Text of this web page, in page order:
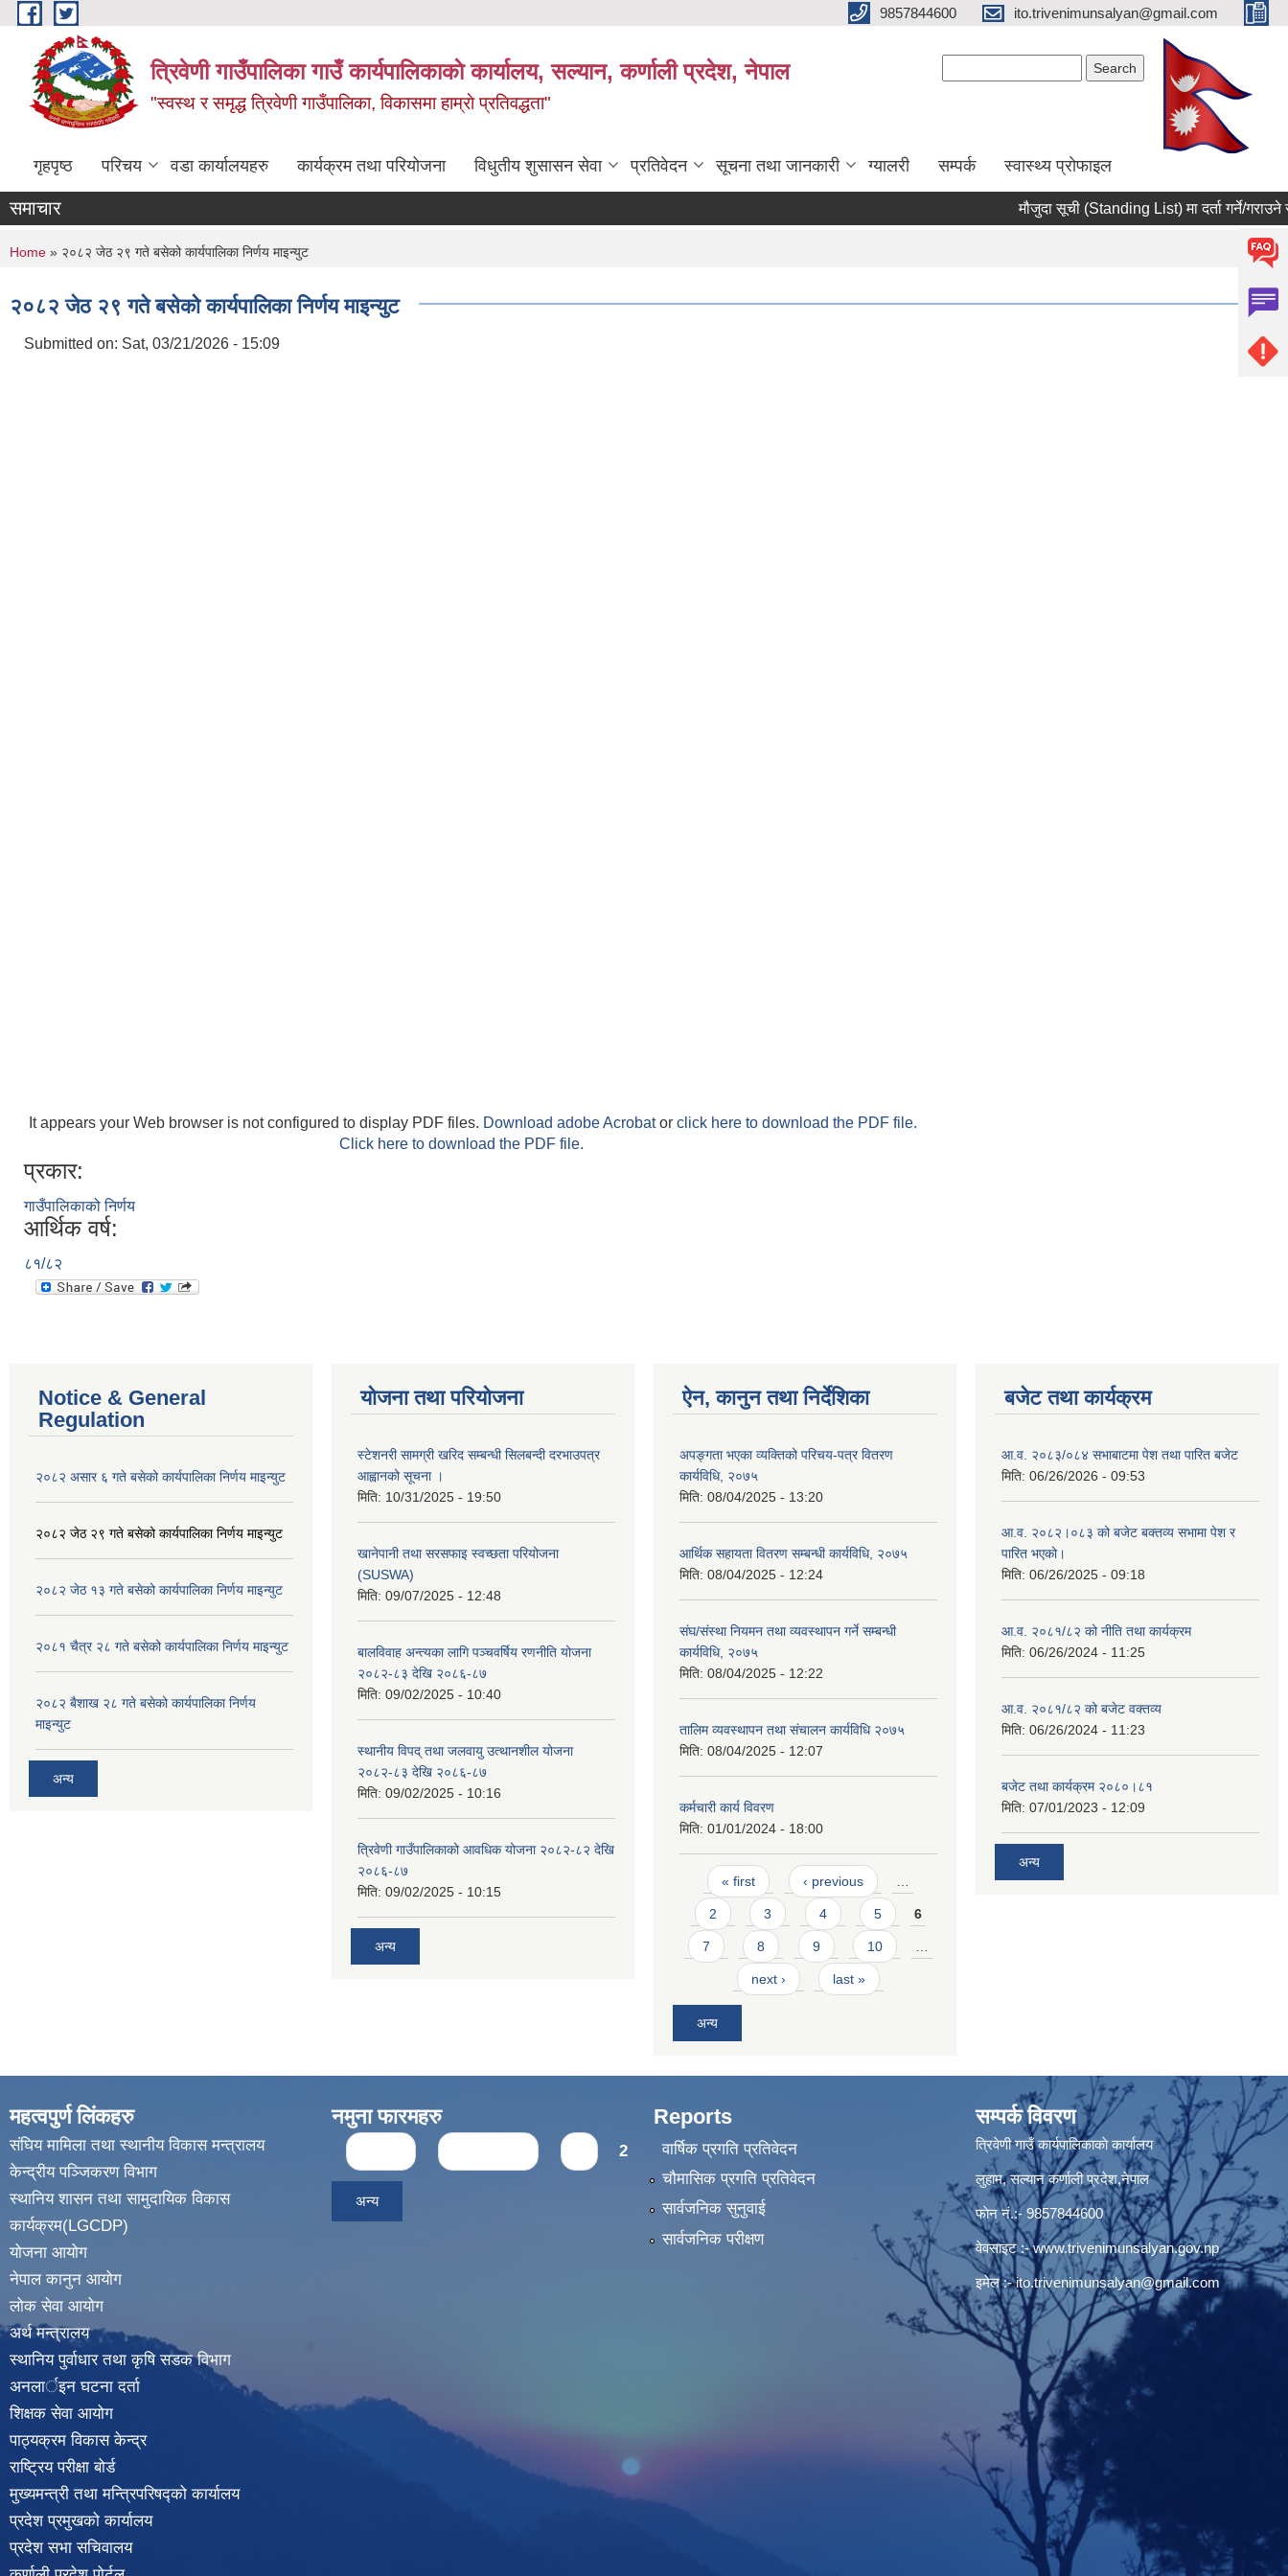
Skip to main content 9857844600 ito.trivenimunsalyan@gmail.com
त्रिवेणी गाउँपालिका गाउँ कार्यपालिकाकाे कार्यालय, सल्यान, कर्णाली प्रदेश, नेपाल
"स्वस्थ र समृद्ध त्रिवेणी गाउँपालिका, विकासमा हाम्राे प्रतिवद्धता"
गृहपृष्ठ परिचय वडा कार्यालयहरु कार्यक्रम तथा परियोजना विधुतीय शुसासन सेवा प्रतिवेदन सूचना तथा जानकारी ग्यालरी सम्पर्क स्वास्थ्य प्राेफाइल
समाचार मौजुदा सूची (Standing List) मा दर्ता गर्ने/गराउने
You are here
Home » २०८२ जेठ २९ गते बसेको कार्यपालिका निर्णय माइन्युट
२०८२ जेठ २९ गते बसेको कार्यपालिका निर्णय माइन्युट
Submitted on: Sat, 03/21/2026 - 15:09
It appears your Web browser is not configured to display PDF files. Download adobe Acrobator click here to download the PDF file.
Click here to download the PDF file.
प्रकार:
गाउँपालिकाको निर्णय
आर्थिक वर्ष:
८१/८२
Notice & General
Regulation
२०८२ असार ६ गते बसेको कार्यपालिका निर्णय माइन्युट
२०८२ जेठ २९ गते बसेको कार्यपालिका निर्णय माइन्युट
२०८२ जेठ १३ गते बसेको कार्यपालिका निर्णय माइन्युट
२०८१ चैत्र २८ गते बसेको कार्यपालिका निर्णय माइन्युट
२०८२ बैशाख २८ गते बसेको कार्यपालिका निर्णय
माइन्युट
अन्य
योजना तथा परियोजना
स्टेशनरी सामग्री खरिद सम्बन्धी सिलबन्दी दरभाउपत्र
आह्वानको सूचना ।
मिति: 10/31/2025 - 19:50
खानेपानी तथा सरसफाइ स्वच्छता परियोजना
(SUSWA)
मिति: 09/07/2025 - 12:48
बालविवाह अन्त्यका लागि पञ्चवर्षिय रणनीति योजना
२०८२-८३ देखि २०८६-८७
मिति: 09/02/2025 - 10:40
स्थानीय विपद् तथा जलवायु उत्थानशील योजना
२०८२-८३ देखि २०८६-८७
मिति: 09/02/2025 - 10:16
त्रिवेणी गाउँपालिकाको आवधिक योजना २०८२-८२ देखि
२०८६-८७
मिति: 09/02/2025 - 10:15
अन्य
ऐन, कानुन तथा निर्देशिका
अपङ्गता भएका व्यक्तिको परिचय-पत्र वितरण
कार्यविधि, २०७५
मिति: 08/04/2025 - 13:20
आर्थिक सहायता वितरण सम्बन्धी कार्यविधि, २०७५
मिति: 08/04/2025 - 12:24
संघ/संस्था नियमन तथा व्यवस्थापन गर्ने सम्बन्धी
कार्यविधि, २०७५
मिति: 08/04/2025 - 12:22
तालिम व्यवस्थापन तथा संचालन कार्यविधि २०७५
मिति: 08/04/2025 - 12:07
कर्मचारी कार्य विवरण
मिति: 01/01/2024 - 18:00
Pages
« first ‹ previous
2 3 4 5 6
7 8 9 10
next › last »
अन्य
बजेट तथा कार्यक्रम
आ.व. २०८३/०८४ सभाबाटमा पेश तथा पारित बजेट
मिति: 06/26/2026 - 09:53
आ‍.व. २०८२।०८३ को बजेट बक्तव्य सभामा पेश र
पारित भएको।
मिति: 06/26/2025 - 09:18
आ.व. २०८१/८२ को नीति तथा कार्यक्रम
मिति: 06/26/2024 - 11:25
आ.व. २०८१/८२ को बजेट वक्तव्य
मिति: 06/26/2024 - 11:23
बजेट तथा कार्यक्रम २०८०।८१
मिति: 07/01/2023 - 12:09
अन्य
महत्वपुर्ण लिंकहरु
संघिय मामिला तथा स्थानीय विकास मन्त्रालय
केन्द्रीय पञ्जिकरण विभाग
स्थानिय शासन तथा सामुदायिक विकास
कार्यक्रम(LGCDP)
योजना आयोग
नेपाल कानुन आयोग
लोक सेवा आयोग
अर्थ मन्त्रालय
स्थानिय पुर्वाधार तथा कृषि सडक विभाग
अनलार्इन घटना दर्ता
शिक्षक सेवा आयोग
पाठ्यक्रम विकास केन्द्र
राष्ट्रिय परीक्षा बोर्ड
मुख्यमन्त्री तथा मन्त्रिपरिषद्को कार्यालय
प्रदेश प्रमुखको कार्यालय
प्रदेश सभा सचिवालय
नमुना फारमहरु
Pages 2
अन्य
Reports
वार्षिक प्रगति प्रतिवेदन
चौमासिक प्रगति प्रतिवेदन
सार्वजनिक सुनुवाई
सार्वजनिक परीक्षण
सम्पर्क विवरण
त्रिवेणी गाउँ कार्यपालिकाकाे कार्यालय
लुहाम, सल्यान कर्णाली प्रदेश,नेपाल
फाेन नं.:- 9857844600
वेवसाइट :-www.trivenimunsalyan.gov.np
इमेल :-ito.trivenimunsalyan@gmail.com